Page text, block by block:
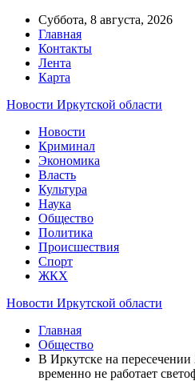
Суббота, 8 августа, 2026
Главная
Контакты
Лента
Карта
Новости Иркутской области
Новости
Криминал
Экономика
Власть
Культура
Наука
Общество
Политика
Происшествия
Спорт
ЖКХ
Новости Иркутской области
Главная
Общество
В Иркутске на
временно не работает